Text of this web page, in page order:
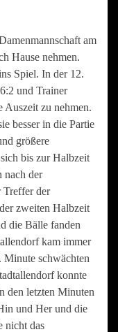
am
Hause nehmen.
Spiel. In der 12.
und Trainer
Auszeit zu nehmen.
besser in die Partie
größere
bis zur Halbzeit
nach der
Treffer der
zweiten Halbzeit
die Bälle fanden
kam immer
Minute schwächten
konnte
den letzten Minuten
und Her und die
nicht das